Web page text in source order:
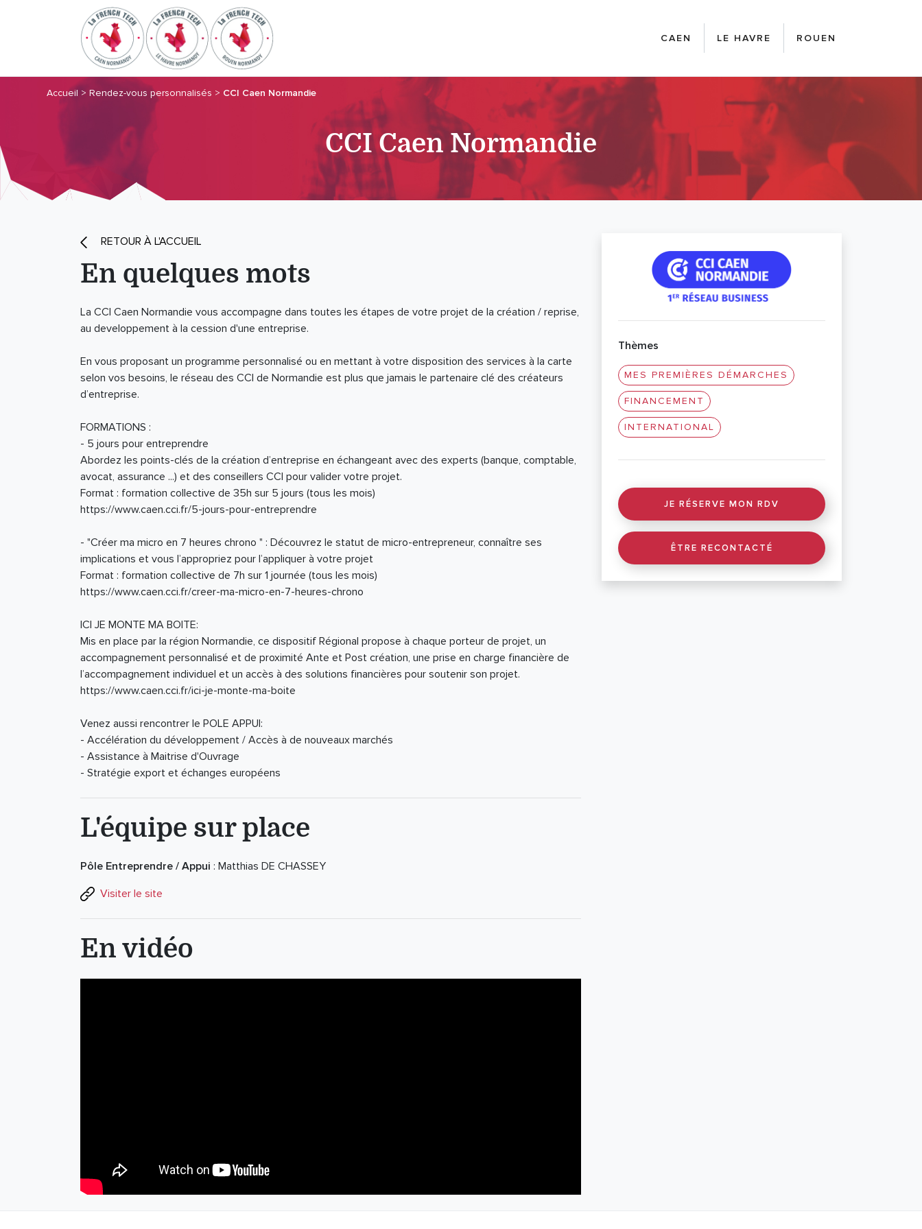
CAEN LE HAVRE ROUEN
Accueil > Rendez-vous personnalisés > CCI Caen Normandie
CCI Caen Normandie
RETOUR À L'ACCUEIL
En quelques mots
La CCI Caen Normandie vous accompagne dans toutes les étapes de votre projet de la création / reprise,
au developpement à la cession d'une entreprise.
En vous proposant un programme personnalisé ou en mettant à votre disposition des services à la carte
selon vos besoins, le réseau des CCI de Normandie est plus que jamais le partenaire clé des créateurs
d’entreprise.
FORMATIONS :
- 5 jours pour entreprendre
Abordez les points-clés de la création d’entreprise en échangeant avec des experts (banque, comptable,
avocat, assurance ...) et des conseillers CCI pour valider votre projet.
Format : formation collective de 35h sur 5 jours (tous les mois)
https://www.caen.cci.fr/5-jours-pour-entreprendre
- "Créer ma micro en 7 heures chrono " : Découvrez le statut de micro-entrepreneur, connaître ses
implications et vous l’appropriez pour l’appliquer à votre projet
Format : formation collective de 7h sur 1 journée (tous les mois)
https://www.caen.cci.fr/creer-ma-micro-en-7-heures-chrono
ICI JE MONTE MA BOITE:
Mis en place par la région Normandie, ce dispositif Régional propose à chaque porteur de projet, un
accompagnement personnalisé et de proximité Ante et Post création, une prise en charge financière de
l’accompagnement individuel et un accès à des solutions financières pour soutenir son projet.
https://www.caen.cci.fr/ici-je-monte-ma-boite
Venez aussi rencontrer le POLE APPUI:
- Accélération du développement / Accès à de nouveaux marchés
- Assistance à Maitrise d'Ouvrage
- Stratégie export et échanges européens
L'équipe sur place
Pôle Entreprendre / Appui : Matthias DE CHASSEY
Visiter le site
En vidéo
Thèmes
MES PREMIÈRES DÉMARCHES
FINANCEMENT
INTERNATIONAL
JE RÉSERVE MON RDV
ÊTRE RECONTACTÉ